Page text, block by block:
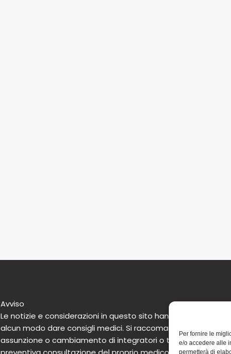
Per fornire le
e/o accedere alle
permetterà di
Avviso
Le notizie e considerazioni in questo sito hanno carattere
alcun modo dare consigli medici. Si raccomanda di non
assunzione o cambiamento di integratori o tantomeno